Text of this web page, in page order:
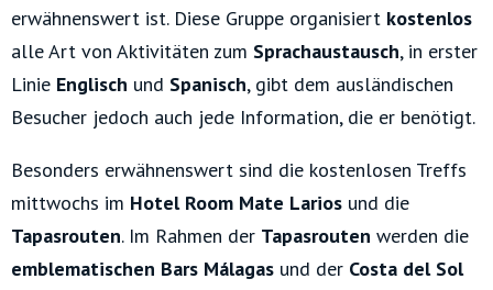
erwähnenswert ist. Diese Gruppe organisiert kostenlos
alle Art von Aktivitäten zum Sprachaustausch, in erster
Linie Englisch und Spanisch, gibt dem ausländischen
Besucher jedoch auch jede Information, die er benötigt.
Besonders erwähnenswert sind die kostenlosen Treffs
mittwochs im Hotel Room Mate Larios und die
Tapasrouten. Im Rahmen der Tapasrouten werden die
emblematischen Bars Málagas und der Costa del Sol